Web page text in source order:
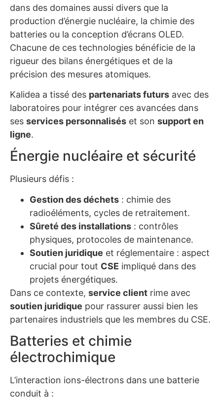
dans des domaines aussi divers que la
production d’énergie nucléaire, la chimie des
batteries ou la conception d’écrans OLED.
Chacune de ces technologies bénéficie de la
rigueur des bilans énergétiques et de la
précision des mesures atomiques.
Kalidea a tissé des partenariats futurs avec des
laboratoires pour intégrer ces avancées dans
ses services personnalisés et son support en
ligne.
Énergie nucléaire et sécurité
Plusieurs défis :
Gestion des déchets : chimie des
radioéléments, cycles de retraitement.
Sûreté des installations : contrôles
physiques, protocoles de maintenance.
Soutien juridique et réglementaire : aspect
crucial pour tout CSE impliqué dans des
projets énergétiques.
Dans ce contexte, service client rime avec
soutien juridique pour rassurer aussi bien les
partenaires industriels que les membres du CSE.
Batteries et chimie
électrochimique
L’interaction ions-électrons dans une batterie
conduit à :